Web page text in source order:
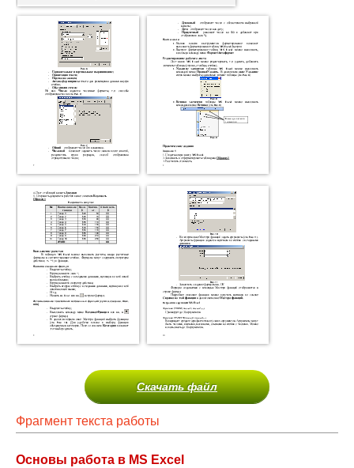
Скачать файл
Фрагмент текста работы
Основы работа в MS Excel